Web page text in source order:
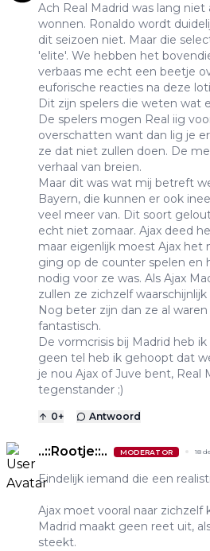
Ach Real Madrid was lang
wonnen. Ronaldo wordt
dit seizoen niet. Maar die
'elite'. We hebben het
verbaas me echt een beetje
euforische reacties na deze
Dit zijn spelers die weten wat
De spelers mogen Real iig
overschatten want dan lig je
ze dat niet zullen doen. De
verhaal van breien.
Maar dit was wat mij betreft
Bayern, die kunnen er ook
veel meer van. Dit soort
echt niet zomaar. Ajax deed
maar eigenlijk moest Ajax het
ging op de counter spelen en
nodig voor ze was. Als Ajax
zullen ze zichzelf
Nog beter zijn dan ze al
fantastisch.
De vormcrisis bij Madrid heb
geen tel heb ik gehoopt dat
je nou Ajax of Juve bent, Real
tegenstander ;)
0+ Antwoord
..::Rootje::.. MODERATOR 18
Eindelijk iemand die een
Ajax moet vooral naar zichzelf
Madrid maakt geen reet uit,
steekt.